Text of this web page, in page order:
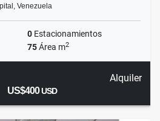
Venezuela
0 Estacionamientos
75Área m2
Alquiler
US$400USD